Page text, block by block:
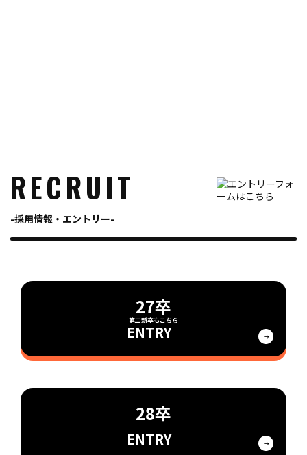
採用情報・エントリー
RECRUIT
27卒
ENTRY
28卒
ENTRY